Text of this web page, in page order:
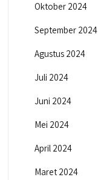
Oktober 2024
September 2024
Agustus 2024
Juli 2024
Juni 2024
Mei 2024
April 2024
Maret 2024